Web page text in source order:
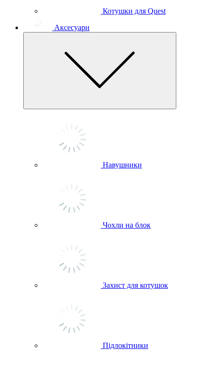
Котушки для Quest
Аксесуари
Навушники
Чохли на блок
Захист для котушок
Підлокітники